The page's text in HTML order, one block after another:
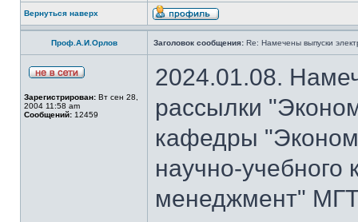
Вернуться наверх
Проф.А.И.Орлов Заголовок сообщения: Re: Намечены выпуски
Зарегистрирован: Вт сен 28,
2004 11:58 am
Сообщений: 12459
2024.01.08.
рассылки
кафедры
научно-
менеджмент"